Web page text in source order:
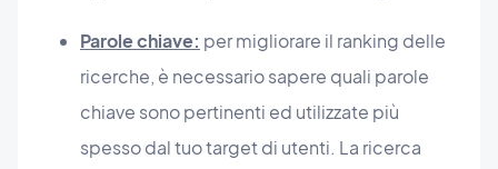
Parole chiave: per migliorare il ranking delle
ricerche, è necessario sapere quali parole
chiave sono pertinenti ed utilizzate più
spesso dal tuo target di utenti. La ricerca